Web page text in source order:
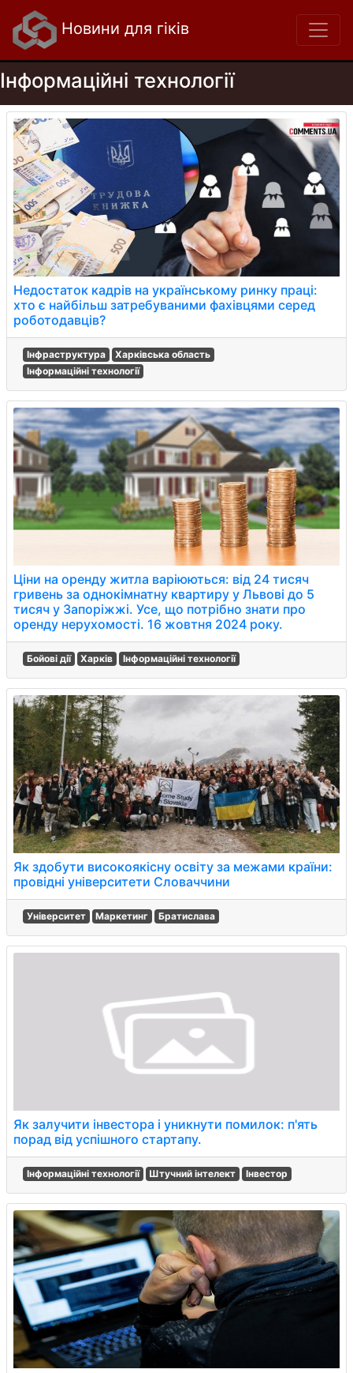
Новини для гіків
Інформаційні технології
Недостаток кадрів на українському ринку праці:
хто є найбільш затребуваними фахівцями серед
роботодавців?
Інфраструктура
Харківська область
Інформаційні технології
Ціни на оренду житла варіюються: від 24 тисяч
гривень за однокімнатну квартиру у Львові до 5
тисяч у Запоріжжі. Усе, що потрібно знати про
оренду нерухомості. 16 жовтня 2024 року.
Бойові дії Харків Інформаційні технології
Як здобути високоякісну освіту за межами країни:
провідні університети Словаччини
Університет Маркетинг Братислава
Як залучити інвестора і уникнути помилок: п'ять
порад від успішного стартапу.
Інформаційні технології Штучний інтелект Інвестор